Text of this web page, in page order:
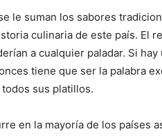
le suman los sabores
culinaria de este país. El
a cualquier paladar. Si
tiene que ser la palabra
sus platillos.
en la mayoría de los países